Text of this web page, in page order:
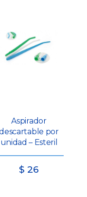
Aspirador
por
unidad – Esteril
$ 26